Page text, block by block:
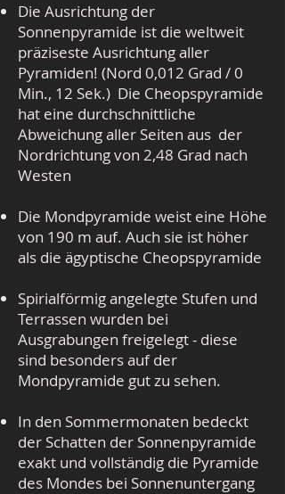
Die Ausrichtung der
Sonnenpyramide ist die weltweit
präziseste Ausrichtung aller
Pyramiden! (Nord 0,012 Grad / 0
Min., 12 Sek.) Die Cheopspyramide
hat eine durchschnittliche
Abweichung aller Seiten aus der
Nordrichtung von 2,48 Grad nach
Westen
Die Mondpyramide weist eine Höhe
von 190 m auf. Auch sie ist höher
als die ägyptische Cheopspyramide
Spirialförmig angelegte Stufen und
Terrassen wurden bei
Ausgrabungen freigelegt - diese
sind besonders auf der
Mondpyramide gut zu sehen.
In den Sommermonaten bedeckt
der Schatten der Sonnenpyramide
exakt und vollständig die Pyramide
des Mondes bei Sonnenuntergang